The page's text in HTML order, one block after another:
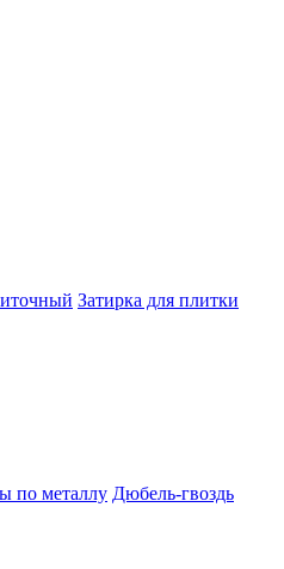
Затирка для плитки
по металлу Дюбель-гвоздь